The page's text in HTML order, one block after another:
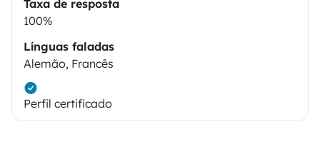
Taxa de resposta
100%
Línguas faladas
Alemão, Francês
Perfil certificado